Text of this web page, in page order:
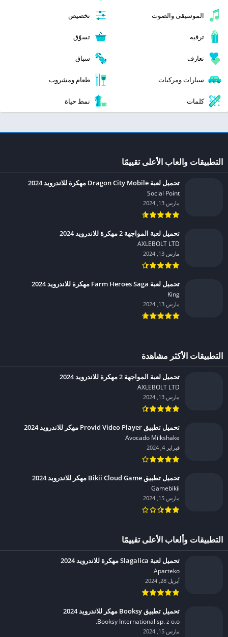
الموسيقى والصوت تخصيص
ترفيه تسوّق
تعارف سباق
سيارات ومركبات طعام ومشروب
كلمات نمط حياة
التطبيقات والعاب الأعلى تقييمًا
تحميل لعبة Dragon City Mobile مهكرة للاندرويد 2024
Social Point‏
مارس 13, 2024
تحميل لعبة المواجهة 2 مهكرة للاندرويد 2024
AXLEBOLT LTD‏
مارس 13, 2024
تحميل لعبة Farm Heroes Saga مهكرة للاندرويد 2024
King‏
مارس 13, 2024
التطبيقات الأكثر مشاهدة
تحميل لعبة المواجهة 2 مهكرة للاندرويد 2024
AXLEBOLT LTD‏
مارس 13, 2024
تحميل تطبيق Provid Video Player مهكر للاندرويد 2024
Avocado Milkshake‏
فبراير 4, 2024
تحميل تطبيق Bikii Cloud Game مهكر للاندرويد 2024
Gamebikii‏
مارس 15, 2024
التطبيقات وألعاب الأعلى تقييمًا
تحميل لعبة Slagalica مهكرة للاندرويد 2024
Aparteko‏
أبريل 28, 2024
تحميل تطبيق Booksy مهكر للاندرويد 2024
Booksy International sp. z o.o.‏
مارس 15, 2024